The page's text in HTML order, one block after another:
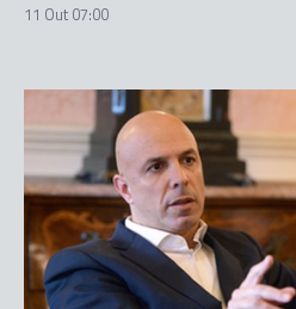
11 Out 07:00